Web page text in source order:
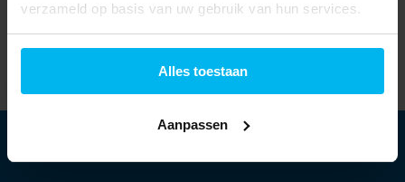
verzameld op basis van uw gebruik van hun services.
Alles toestaan
Aanpassen
Samsung Odyssey
G30A LS27AG300NR -
Monitor